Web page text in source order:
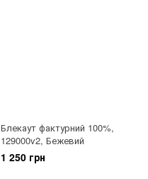
Блекаут фактурний 100%,
129000v2, Бежевий
1 250 грн